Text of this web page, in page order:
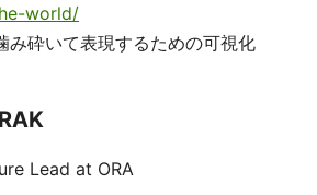
world/
み砕いて表現するための可視化
Lead at ORA